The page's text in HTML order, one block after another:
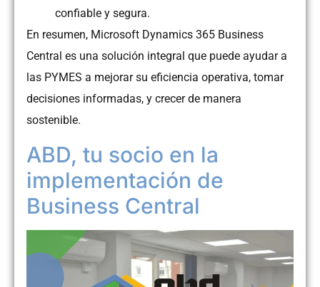
confiable y segura.
En resumen, Microsoft Dynamics 365 Business
Central es una solución integral que puede ayudar a
las PYMES a mejorar su eficiencia operativa, tomar
decisiones informadas, y crecer de manera
sostenible.
ABD, tu socio en la
implementación de
Business Central